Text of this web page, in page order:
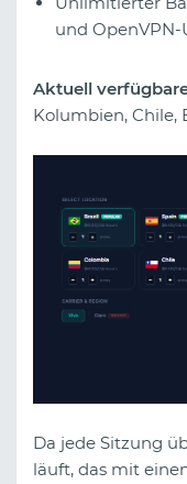
und
Aktuell
Kolumbien, Chile,
Da jede Sitzung
läuft, das mit